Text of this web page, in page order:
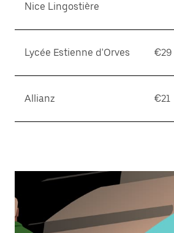
Nice Lingostière
Lycée Estienne d'Orves €29
Allianz €21